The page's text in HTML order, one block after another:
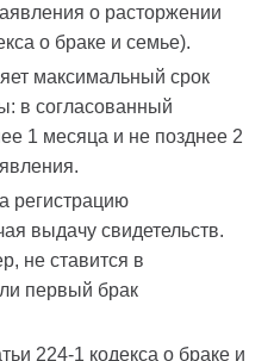
о расторжении
о браке и семье).
максимальный срок
в согласованный
1 месяца и не позднее 2
регистрацию
выдачу свидетельств.
не ставится в
первый брак
224-1 кодекса о браке и